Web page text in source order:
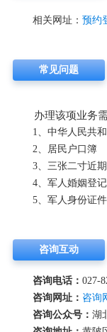
相关网址： 预约
常见问题
办理该项业务
1、中华人民共
2、居民户口簿
3、三张二寸近
4、军人婚姻登
5、军人身份证件
咨询互动
咨询电话： 027-
咨询网址： 咨询
咨询公众号： 湖